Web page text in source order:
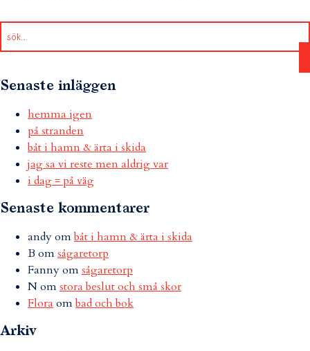
Senaste inläggen
hemma igen
på stranden
båt i hamn & ärta i skida
jag sa vi reste men aldrig var
i dag = på väg
Senaste kommentarer
andyombåt i hamn & ärta i skida
B omsågaretorp
Fannyomsågaretorp
Nomstora beslut och små skor
Flora ombad och bok
Arkiv